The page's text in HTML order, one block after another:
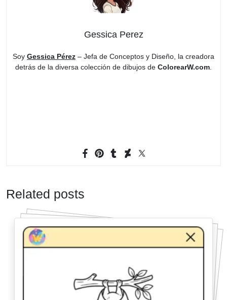
Gessica Perez
Soy Gessica Pérez – Jefa de Conceptos y Diseño, la creadora
detrás de la diversa colección de dibujos de ColorearW.com.
Related posts